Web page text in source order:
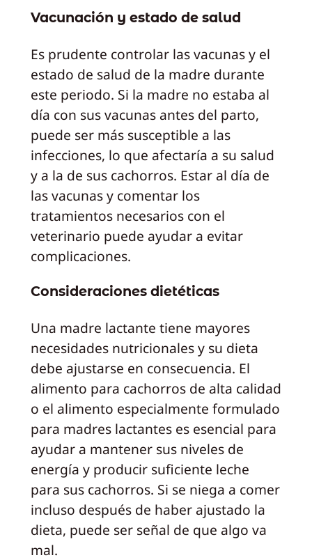
Vacunación y estado de salud
Es prudente controlar las vacunas y el
estado de salud de la madre durante
este periodo. Si la madre no estaba al
día con sus vacunas antes del parto,
puede ser más susceptible a las
infecciones, lo que afectaría a su salud
y a la de sus cachorros. Estar al día de
las vacunas y comentar los
tratamientos necesarios con el
veterinario puede ayudar a evitar
complicaciones.
Consideraciones dietéticas
Una madre lactante tiene mayores
necesidades nutricionales y su dieta
debe ajustarse en consecuencia. El
alimento para cachorros de alta calidad
o el alimento especialmente formulado
para madres lactantes es esencial para
ayudar a mantener sus niveles de
energía y producir suficiente leche
para sus cachorros. Si se niega a comer
incluso después de haber ajustado la
dieta, puede ser señal de que algo va
mal.